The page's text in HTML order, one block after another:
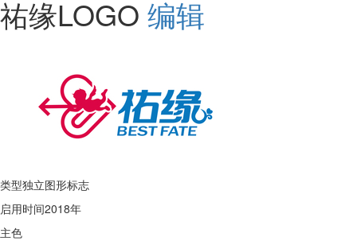
祐缘LOGO 编辑
类型独立图形标志
启用时间2018年
主色